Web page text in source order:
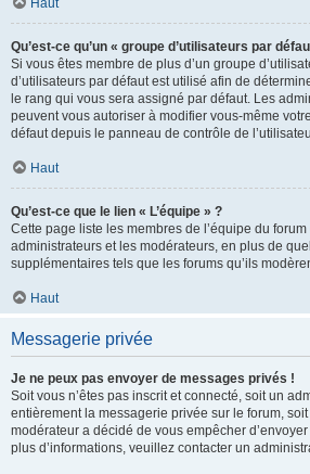
Haut
Qu’est-ce qu’un « groupe d’utilisateurs par
Si vous êtes membre de plus d’un groupe
d’utilisateurs par défaut est utilisé afin de
le rang qui vous sera assigné par défaut. Les
peuvent vous autoriser à modifier vous-même
défaut depuis le panneau de contrôle de
Haut
Qu’est-ce que le lien « L’équipe » ?
Cette page liste les membres de l’équipe du
administrateurs et les modérateurs, en plus de
supplémentaires tels que les forums qu’ils
Haut
Messagerie privée
Je ne peux pas envoyer de messages privés !
Soit vous n’êtes pas inscrit et connecté, soit un
entièrement la messagerie privée sur le forum,
modérateur a décidé de vous empêcher
plus d’informations, veuillez contacter un